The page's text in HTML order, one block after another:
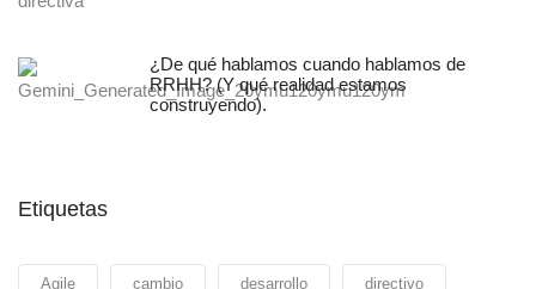
¿De qué hablamos cuando hablamos de
RRHH? (Y qué realidad estamos
construyendo).
Etiquetas
Agile cambio desarrollo directivo